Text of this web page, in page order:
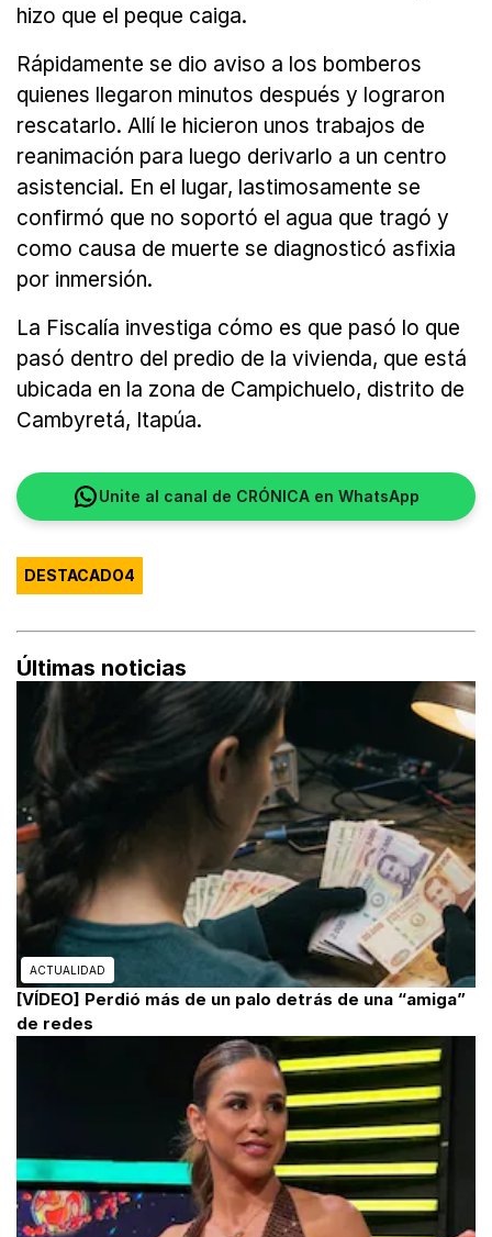
hizo que el peque caiga.
Rápidamente se dio aviso a los bomberos
quienes llegaron minutos después y lograron
rescatarlo. Allí le hicieron unos trabajos de
reanimación para luego derivarlo a un centro
asistencial. En el lugar, lastimosamente se
confirmó que no soportó el agua que tragó y
como causa de muerte se diagnosticó asfixia
por inmersión.
La Fiscalía investiga cómo es que pasó lo que
pasó dentro del predio de la vivienda, que está
ubicada en la zona de Campichuelo, distrito de
Cambyretá, Itapúa.
Unite al canal de CRÓNICA en WhatsApp
DESTACADO4
Últimas noticias
ACTUALIDAD
[VÍDEO] Perdió más de un palo detrás de una “amiga”
de redes